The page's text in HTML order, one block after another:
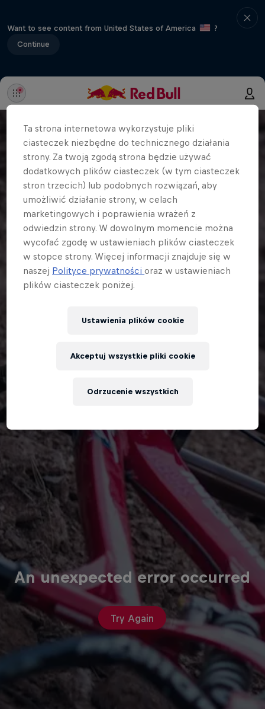
Want to see content from United States of America
?
Continue
An unexpected error occurred
Try Again
Ta strona internetowa wykorzystuje pliki
ciasteczek niezbędne do technicznego działania
strony. Za twoją zgodą strona będzie używać
dodatkowych plików ciasteczek (w tym ciasteczek
stron trzecich) lub podobnych rozwiązań, aby
umożliwić działanie strony, w celach
marketingowych i poprawienia wrażeń z
odwiedzin strony. W dowolnym momencie można
wycofać zgodę w ustawieniach plików ciasteczek
w stopce strony. Więcej informacji znajduje się w
naszej Polityce prywatnościoraz w ustawieniach
plików ciasteczek poniżej.
Ustawienia plików cookie
Odrzucenie wszystkich
Akceptuj wszystkie pliki cookie